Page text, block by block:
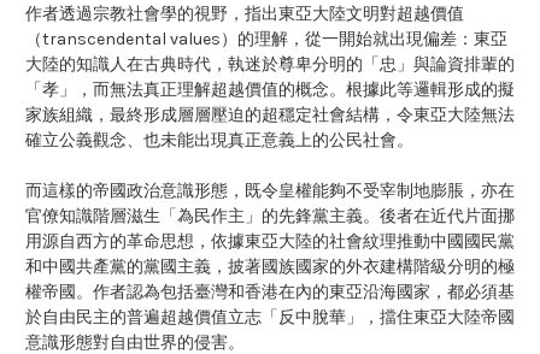
作者透過宗教社會學的視野，指出東亞大陸文明對超越價值
（transcendental values）的理解，從一開始就出現偏差：東亞
大陸的知識人在古典時代，執迷於尊卑分明的「忠」與論資排輩的
「孝」，而無法真正理解超越價值的概念。根據此等邏輯形成的擬
家族組織，最終形成層層壓迫的超穩定社會結構，令東亞大陸無法
確立公義觀念、也未能出現真正意義上的公民社會。
而這樣的帝國政治意識形態，既令皇權能夠不受宰制地膨脹，亦在
官僚知識階層滋生「為民作主」的先鋒黨主義。後者在近代片面挪
用源自西方的革命思想，依據東亞大陸的社會紋理推動中國國民黨
和中國共產黨的黨國主義，披著國族國家的外衣建構階級分明的極
權帝國。作者認為包括臺灣和香港在內的東亞沿海國家，都必須基
於自由民主的普遍超越價值立志「反中脫華」，擋住東亞大陸帝國
意識形態對自由世界的侵害。